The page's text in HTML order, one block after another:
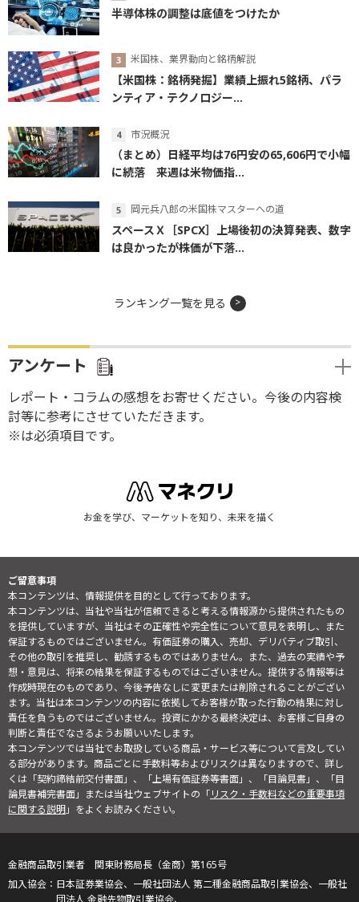
半導体株の調整は底値をつけたか
米国株、業界動向と銘柄解説
【米国株：銘柄発掘】業績上振れ5銘柄、パラ
ンティア・テクノロジー...
市況概況
（まとめ）日経平均は76円安の65,606円で小幅
に続落 来週は米物価指...
岡元兵八郎の米国株マスターへの道
スペースＸ［SPCX］上場後初の決算発表、数字
は良かったが株価が下落...
ランキング一覧を見る
アンケート
レポート・コラムの感想をお寄せください。今後の内容検
討等に参考にさせていただきます。
※は必須項目です。
お金を学び、マーケットを知り、未来を描く
ご留意事項
本コンテンツは、情報提供を目的として行っております。
本コンテンツは、当社や当社が信頼できると考える情報源から提供されたもの
を提供していますが、当社はその正確性や完全性について意見を表明し、また
保証するものではございません。有価証券の購入、売却、デリバティブ取引、
その他の取引を推奨し、勧誘するものではありません。また、過去の実績や予
想・意見は、将来の結果を保証するものではございません。提供する情報等は
作成時現在のものであり、今後予告なしに変更または削除されることがござい
ます。当社は本コンテンツの内容に依拠してお客様が取った行動の結果に対し
責任を負うものではございません。投資にかかる最終決定は、お客様ご自身の
判断と責任でなさるようお願いいたします。
本コンテンツでは当社でお取扱している商品・サービス等について言及してい
る部分があります。商品ごとに手数料等およびリスクは異なりますので、詳し
くは「契約締結前交付書面」、「上場有価証券等書面」、「目論見書」、「目
論見書補完書面」または当社ウェブサイトの「リスク・手数料などの重要事項
に関する説明」をよくお読みください。
金融商品取引業者 関東財務局長（金商）第165号
日本証券業協会、一般社団法人 第二種金融商品取引業協会、一般社